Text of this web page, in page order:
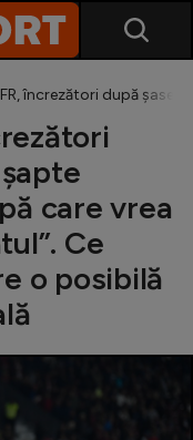
încrezători după șase
care vrea
Ce
o posibilă